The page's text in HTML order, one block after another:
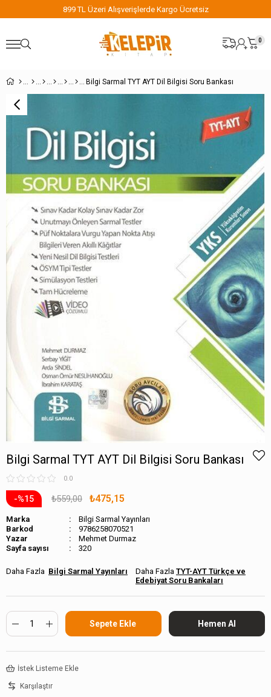
899 TL Üzeri Alışverişlerde
0
Bilgi Sarmal TYT AYT Dil Bilgisi Soru Bankası
Bilgi Sarmal TYT AYT Dil Bilgisi Soru Bankası
0.0
15 ₺559,00 ₺475,15
Marka
Bilgi Sarmal Yayınları
Barkod
9786258070521
Mehmet Durmaz
Sayfa sayısı
320
Bilgi Sarmal Yayınları
TYT-AYT Türkçe ve
Edebiyat Soru Bankaları
İstek Listeme Ekle
Karşılaştır